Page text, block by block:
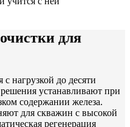
для
нагрузкой до десяти
устанавливают при
содержании железа.
для скважин с высокой
регенерация